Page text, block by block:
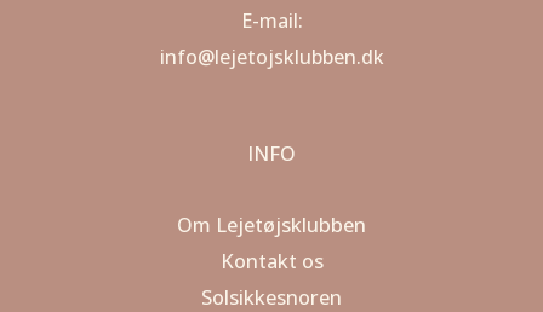
E-mail:
info@lejetojsklubben.dk
INFO
Om Lejetøjsklubben
Kontakt os
Solsikkesnoren